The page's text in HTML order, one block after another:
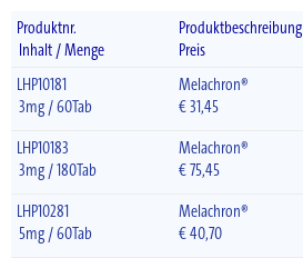
Produktnr.
Produktbeschreibung
Inhalt / Menge
Preis
LHP10181
Melachron®
3mg / 60Tab
€31,45
LHP10183
Melachron®
3mg / 180Tab
€75,45
LHP10281
Melachron®
5mg / 60Tab
€40,70